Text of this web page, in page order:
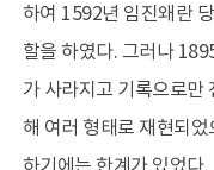
태
행사/교육
학
하여 1592년 임진왜란
할을 하였다. 그러나
가 사라지고 기록으로만
해 여러 형태로 재현되
하기에는 한계가 있었다.